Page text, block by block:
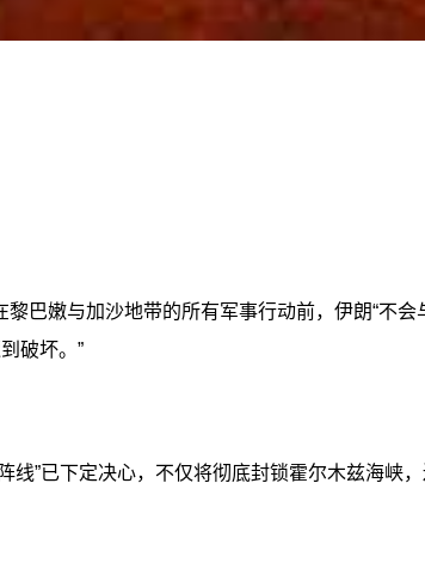
巴嫩与加沙地带的所有军事行动前，伊朗“不
破坏。”
”已下定决心，不仅将彻底封锁霍尔木兹海峡